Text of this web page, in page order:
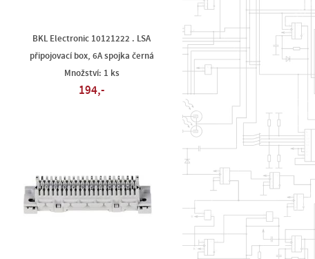
BKL Electronic 10121222 . LSA
připojovací box, 6A spojka černá
Množství: 1 ks
194,-